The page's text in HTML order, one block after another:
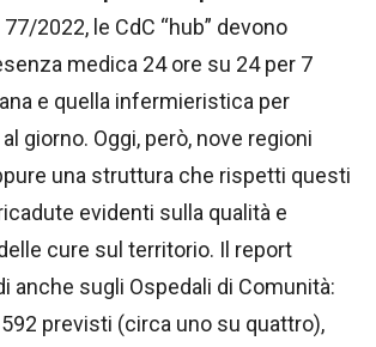
2022, le CdC “hub” devono
medica 24 ore su 24 per 7
e quella infermieristica per
giorno. Oggi, però, nove regioni
una struttura che rispetti questi
evidenti sulla qualità e
cure sul territorio. Il report
anche sugli Ospedali di Comunità:
previsti (circa uno su quattro),